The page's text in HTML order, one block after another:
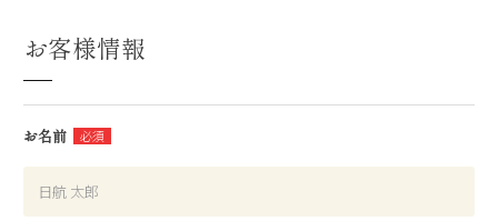
お客様情報
お名前